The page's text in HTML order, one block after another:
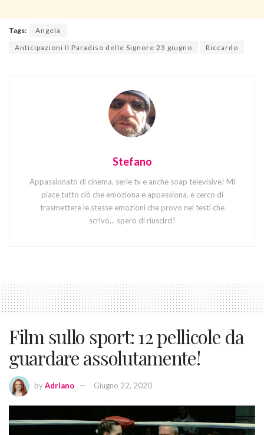
Tags:
Angela
Anticipazioni Il Paradiso delle Signore 23 giugno
Riccardo
Stefano
Appassionato di cinema, serie tv e anche soap televisive! Mi
piace tutto ciò che emoziona e appassiona, e cerco di
trasmettere le stesse emozioni che provo nei testi che
scrivo... spero di riuscirci!
Film sullo sport: 12 pellicole da
guardare assolutamente!
byAdriano Giugno 22, 2020